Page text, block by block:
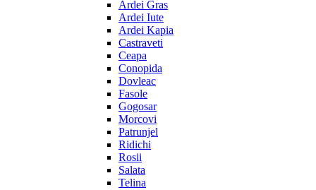
Ardei Gras
Ardei Iute
Ardei Kapia
Castraveti
Ceapa
Conopida
Dovleac
Fasole
Gogosar
Morcovi
Patrunjel
Ridichi
Rosii
Salata
Telina